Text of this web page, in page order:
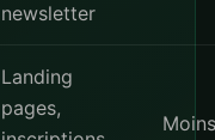
newsletter
Landing
pages,